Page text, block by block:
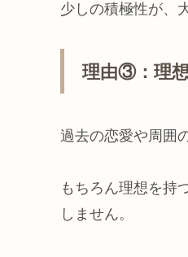
少しの積極性が、
理由③：理
過去の恋愛や周囲
もちろん理想を持
しません。